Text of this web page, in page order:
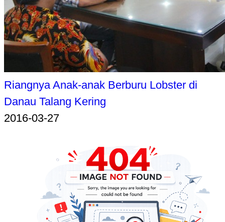
Riangnya Anak-anak Berburu Lobster di
Danau Talang Kering
2016-03-27